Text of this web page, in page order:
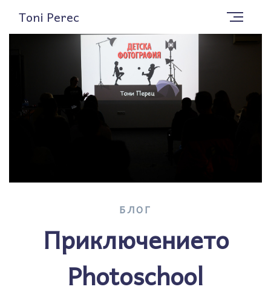
Toni Perec
БЛОГ
Приключението
Photoschool